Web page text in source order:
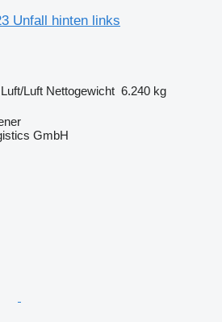
Unfall hinten links
Luft/Luft Nettogewicht 6.240 kg
GmbH